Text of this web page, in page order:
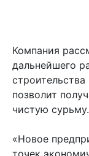
Компания
дальнейшего
позволит
чистую сурьму.
«Новое
точек